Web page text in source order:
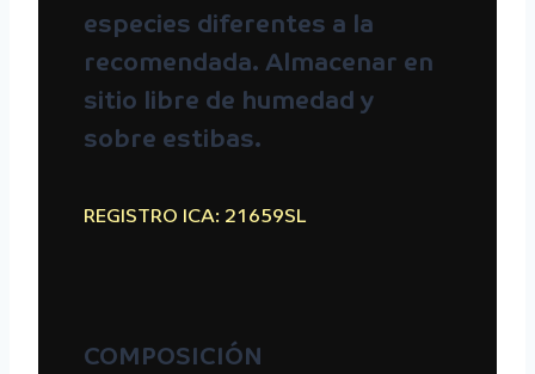
especies diferentes a la
recomendada. Almacenar en
sitio libre de humedad y
sobre estibas.
REGISTRO ICA: 21659SL
COMPOSICIÓN